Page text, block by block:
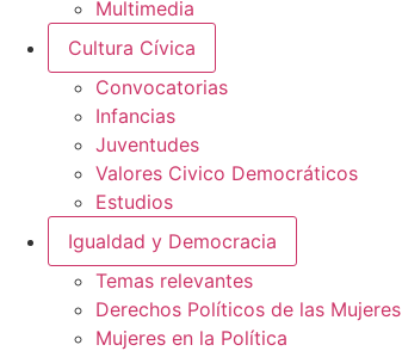
Multimedia
Cultura Cívica
Convocatorias
Infancias
Juventudes
Valores Civico Democráticos
Estudios
Igualdad y Democracia
Temas relevantes
Derechos Políticos de las Mujeres
Mujeres en la Política